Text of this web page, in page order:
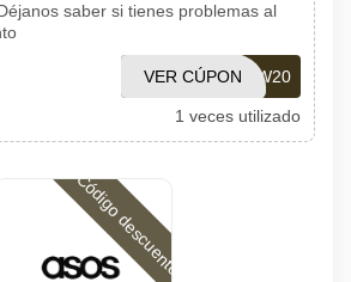
saber si tienes problemas al
ASOSNEW20
VER CÚPON
1 veces utilizado
Código descuento